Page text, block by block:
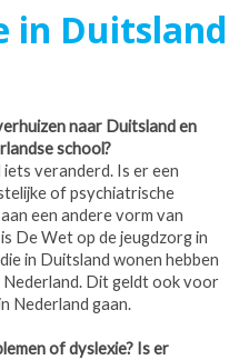
in Duitsland
naar Duitsland en
school?
veranderd. Is er een
of psychiatrische
een andere vorm van
De Wet op de jeugdzorg in
in Duitsland wonen hebben
Dit geldt ook voor
Nederland gaan.
of dyslexie? Is er